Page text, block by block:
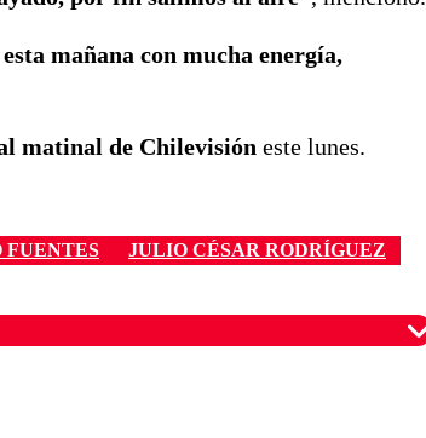
mañana con mucha energía,
matinal de Chilevisión este lunes.
FUENTES
JULIO CÉSAR RODRÍGUEZ